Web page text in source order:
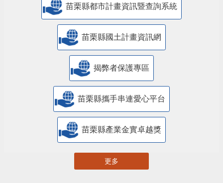
苗栗縣都市計畫資訊暨查詢系統
苗栗縣國土計畫資訊網
揭弊者保護專區
苗栗縣攜手串連愛心平台
苗栗縣產業金實卓越獎
更多